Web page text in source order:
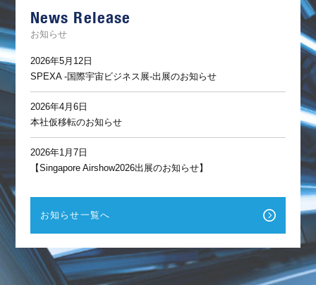
News Release
お知らせ
2026年5月12日
SPEXA -国際宇宙ビジネス展-出展のお知らせ
2026年4月6日
本社仮移転のお知らせ
2026年1月7日
【Singapore Airshow2026出展のお知らせ】
お知らせ一覧へ